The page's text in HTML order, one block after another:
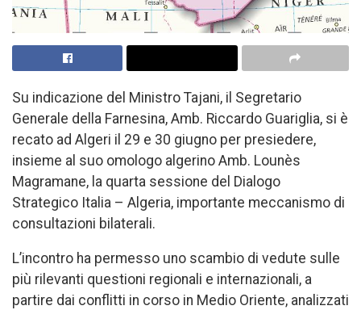
Su indicazione del Ministro Tajani, il Segretario
Generale della Farnesina, Amb. Riccardo Guariglia, si è
recato ad Algeri il 29 e 30 giugno per presiedere,
insieme al suo omologo algerino Amb. Lounès
Magramane, la quarta sessione del Dialogo
Strategico Italia – Algeria, importante meccanismo di
consultazioni bilaterali.
L’incontro ha permesso uno scambio di vedute sulle
più rilevanti questioni regionali e internazionali, a
partire dai conflitti in corso in Medio Oriente, analizzati